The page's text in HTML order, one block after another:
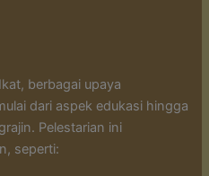
berbagai upaya
dari aspek edukasi hingga
Pelestarian ini
seperti: